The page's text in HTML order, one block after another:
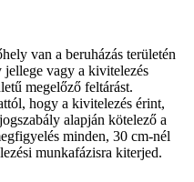
van a beruházás területén
jellege vagy a kivitelezés
megelőző feltárást.
hogy a kivitelezés érint,
alapján kötelező a
minden, 30 cm-nél
munkafázisra kiterjed.